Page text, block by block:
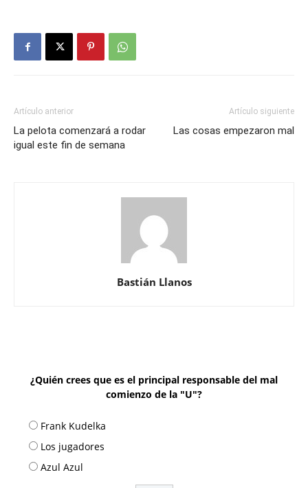
Artículo anterior
La pelota comenzará a rodar
igual este fin de semana
Artículo siguiente
Las cosas empezaron mal
Bastián Llanos
¿Quién crees que es el principal responsable del mal
comienzo de la "U"?
Frank Kudelka
Los jugadores
Azul Azul